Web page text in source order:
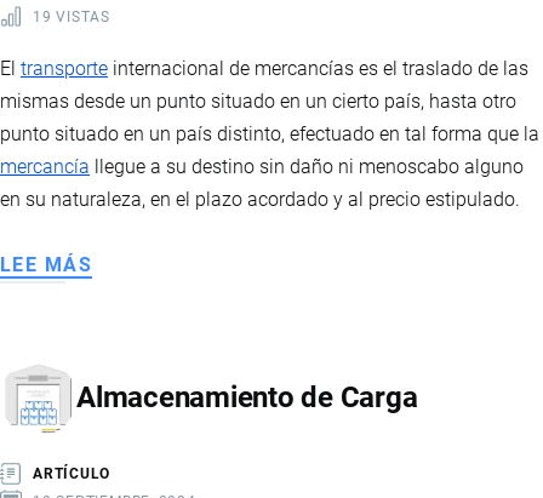
19 VISTAS
El transporte internacional de mercancías es el traslado de las
mismas desde un punto situado en un cierto país, hasta otro
punto situado en un país distinto, efectuado en tal forma que la
mercancía llegue a su destino sin daño ni menoscabo alguno
en su naturaleza, en el plazo acordado y al precio estipulado.
LEE MÁS
INTERNACIONAL
Almacenamiento de Carga
ARTÍCULO